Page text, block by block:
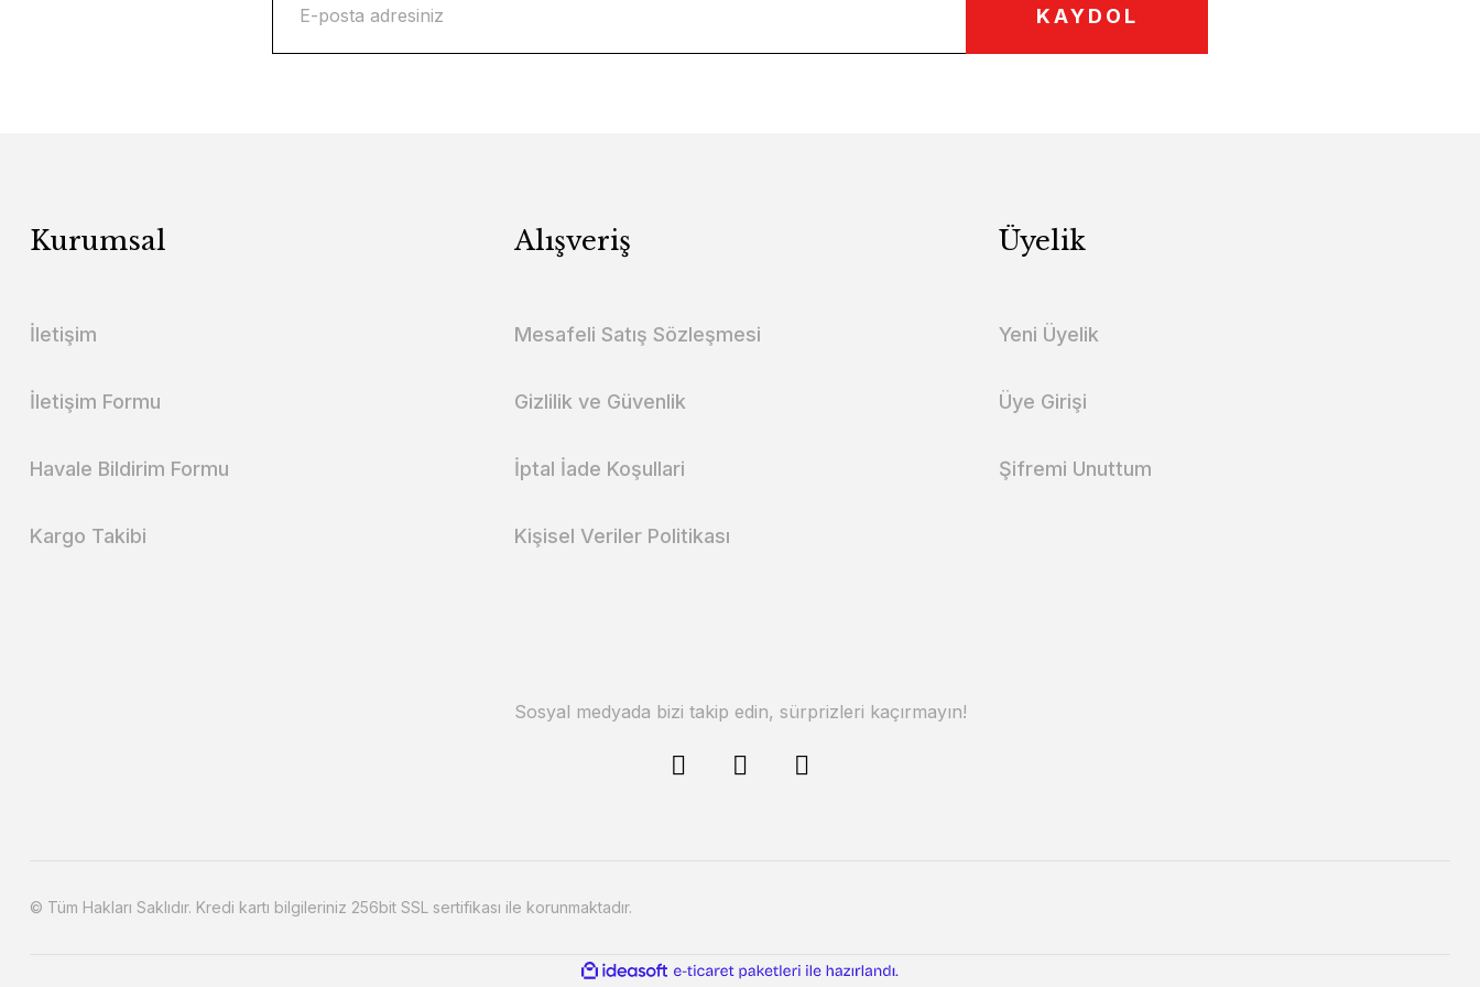
KAYDOL
Kurumsal
İletişim
İletişim Formu
Havale Bildirim Formu
Kargo Takibi
Alışveriş
Mesafeli Satış Sözleşmesi
Gizlilik ve Güvenlik
İptal İade Koşullari
Kişisel Veriler Politikası
Üyelik
Yeni Üyelik
Üye Girişi
Şifremi Unuttum
Sosyal medyada bizi takip edin, sürprizleri kaçırmayın!
© Tüm Hakları Saklıdır. Kredi kartı bilgileriniz 256bit SSL sertifikası ile korunmaktadır.
ideasoft
e-